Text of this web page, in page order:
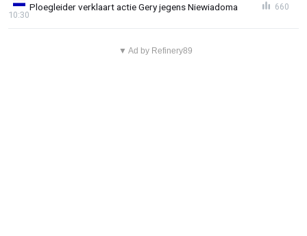
Ploegleider verklaart actie Gery jegens Niewiadoma
10:30
660
▼ Ad by Refinery89